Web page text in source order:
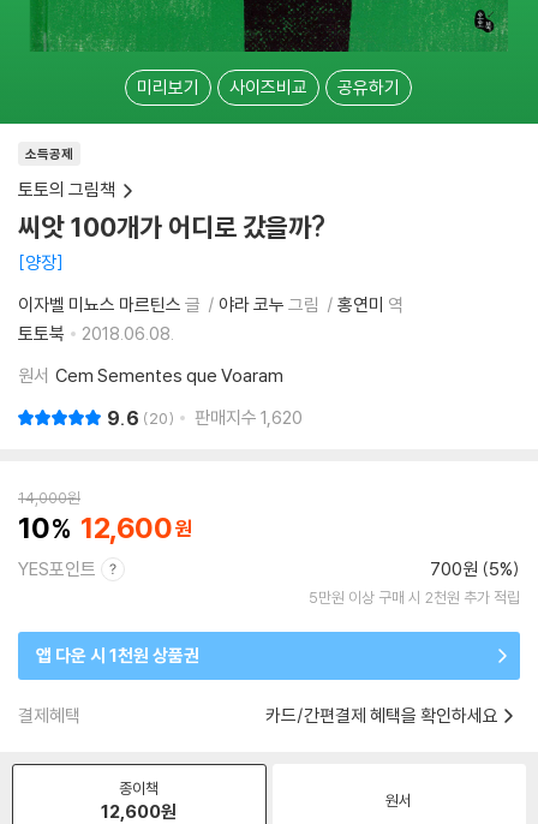
미리보기 사이즈비교 공유하기
소득공제
토토의 그림책
씨앗 100개가 어디로 갔을까?
양장
이자벨 미뇨스 마르틴스 글 야라 코누 그림 홍연미 역
토토북
2018.06.08.
원서 Cem Sementes que Voaram
9.6 20 판매지수 1,620
14,000원
10 12,600
YES포인트 700원 (5%)
5만원 이상 구매 시 2천원 추가 적립
앱 다운 시 1천원 상품권
결제혜택 카드/간편결제 혜택을 확인하세요
종이책
12,600원 원서